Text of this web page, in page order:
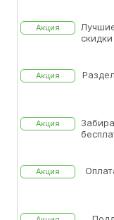
Акция
Акция
Акция
Акция